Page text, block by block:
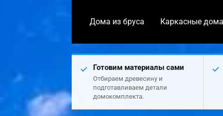
Дома из бруса Каркасные дома
Готовим материалы сами
Отбираем древесину и
подготавливаем детали
домокомплекта.